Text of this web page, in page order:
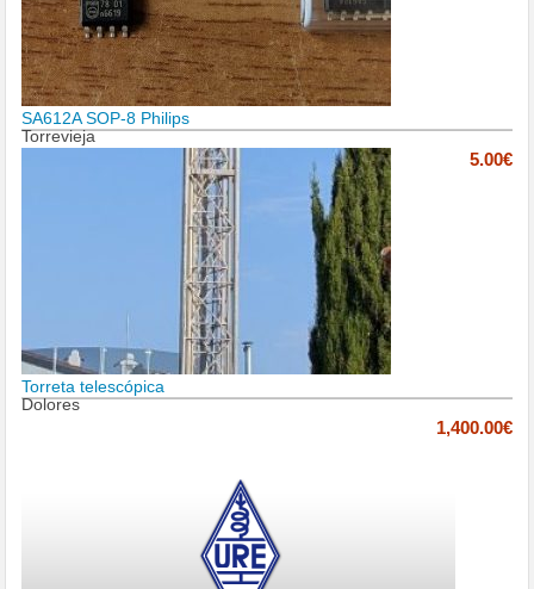
SA612A SOP-8 Philips
Torrevieja
5.00€
Torreta telescópica
Dolores
1,400.00€